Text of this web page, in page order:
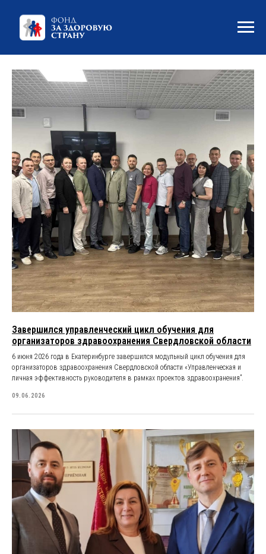
Завершился управленческий цикл обучения для
организаторов здравоохранения Свердловской области
6 июня 2026 года в Екатеринбурге завершился модульный цикл обучения для
организаторов здравоохранения Свердловской области «Управленческая и
личная эффективность руководителя в рамках проектов здравоохранения”.
09.06.2026